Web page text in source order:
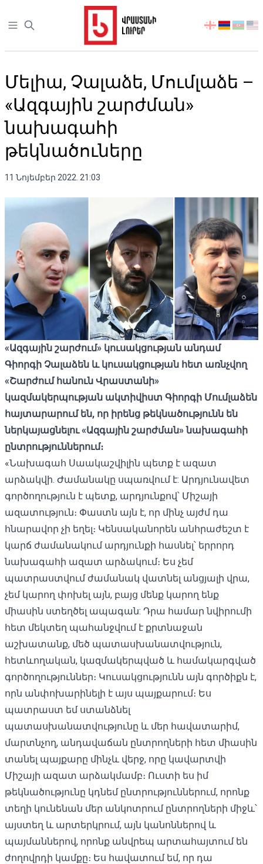
Open sidebar
აირჩიეთ
Մելիա, Չալաձե, Մումլաձե –
«Ազգային շարժման»
նախագահի
թեկնածուները
11 Նոյեմբեր 2022. 21:03
«Ազգային շարժում» կուսակցության անդամ
Գիորգի Չալաձեն և կուսակցության հետ առնչվող
«Շարժում հանուն Վրաստանի»
կազմակերպության ակտիվիստ Գիորգի Մումլաձեն
հայտարարում են, որ իրենց թեկնածությունն են
ներկայացնելու «Ազգային շարժման» նախագահի
ընտրություններում։
«Նախագահ Սաակաշվիլին պետք է ազատ
արձակվի. Ժամանակը սպառվում է: Արդյունավետ
գործողություն է պետք, արդյունքով՝ Միշայի
ազատություն։ Փաստն այն է, որ մինչ այժմ դա
հնարավոր չի եղել։ Կենսականորեն անհրաժեշտ է
կարճ ժամանակում արդյունքի հասնել՝ երրորդ
նախագահի ազատ արձակում։ Ես չեմ
պատրաստվում ժամանակ վատնել անցյալի վրա,
չեմ կարող փոխել այն, բայց մենք կարող ենք
միասին ստեղծել ապագան: Դրա համար նվիրումի
հետ մեկտեղ պահանջվում է քրտնաջան
աշխատանք, մեծ պատասխանատվություն,
հետևողական, կազմակերպված և համակարգված
գործողություններ։ Կուսակցությունն այն գործիքն է,
որն անփոխարինելի է այս պայքարում։ Ես
պատրաստ եմ ստանձնել
պատասխանատվությունը և մեր հավատարիմ,
մարտնչող, անդավաճան ընտրողների հետ միասին
տանել պայքարը մինչև վերջ, որը կավարտվի
Միշայի ազատ արձակմամբ։ Ուստի ես իմ
թեկնածությունը կդնեմ ընտրություններում, որոնք
տեղի կունենան մեր անկոտրում ընտրողների միջև՝
այստեղ և արտերկրում, այն կանոններով և
պայմաններով, որոնք անվրեպ արտահայտում են
ժողովրդի կամքը։ Ես հավատում եմ, որ դա